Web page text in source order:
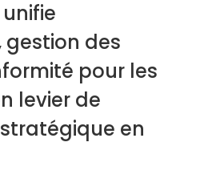
des
pour les
levier de
en